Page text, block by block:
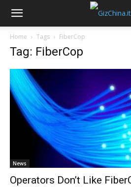
Home Tags FiberCop
Tag: FiberCop
News
Operators Don’t Like